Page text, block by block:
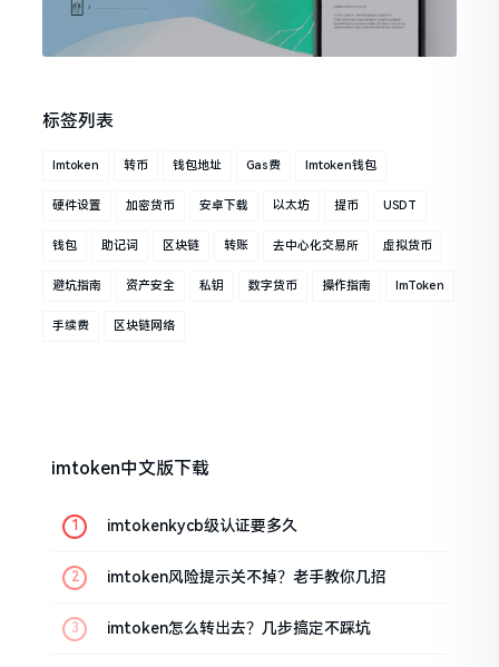
标签列表
Imtoken 转币 钱包地址 Gas费 Imtoken钱包
硬件设置 加密货币 安卓下载 以太坊 提币 USDT
钱包 助记词 区块链 转账 去中心化交易所 虚拟货币
避坑指南 资产安全 私钥 数字货币 操作指南 ImToken
手续费 区块链网络
imtoken中文版下载
imtokenkycb级认证要多久
imtoken风险提示关不掉？老手教你几招
imtoken怎么转出去？几步搞定不踩坑